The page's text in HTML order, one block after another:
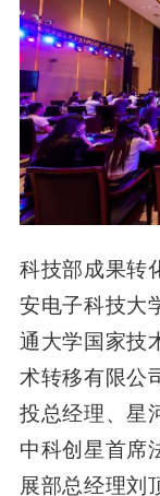
科技部成果转
安电子科技大
通大学国家技
术转移有限公
投总经理、星
中科创星首席
展部总经理刘